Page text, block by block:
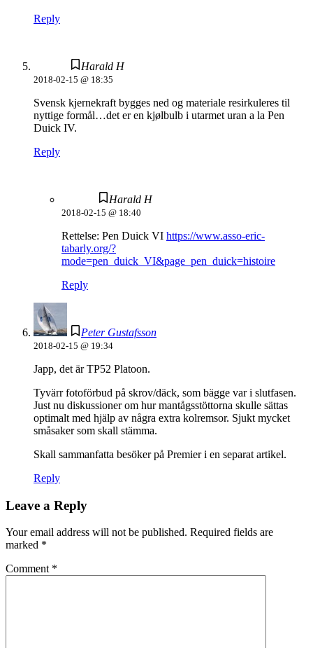
Reply
Harald H
2018-02-15 @ 18:35
Svensk kjernekraft bygges ned og materiale resirkuleres til
nyttige formål…det er en kjølbulb i utarmet uran a la Pen
Duick IV.
Reply
Harald H
2018-02-15 @ 18:40
Rettelse: Pen Duick VI https://www.asso-eric-
tabarly.org/?
mode=pen_duick_VI&page_pen_duick=histoire
Reply
Peter Gustafsson
2018-02-15 @ 19:34
Japp, det är TP52 Platoon.
Tyvärr fotoförbud på skrov/däck, som bägge var i slutfasen.
Just nu diskussioner om hur mantågsstöttorna skulle sättas
optimalt med hjälp av några extra kolremsor. Sjukt mycket
småsaker som skall stämma.
Skall sammanfatta besöker på Premier i en separat artikel.
Reply
Leave a Reply
Your email address will not be published. Required fields are
marked *
Comment *